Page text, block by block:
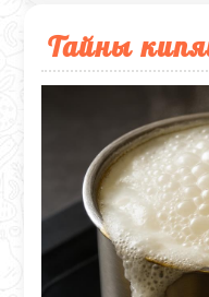
Тайны